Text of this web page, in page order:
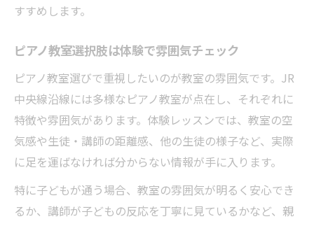
すすめします。
ピアノ教室選択肢は体験で雰囲気チェック
ピアノ教室選びで重視したいのが教室の雰囲気です。JR
中央線沿線には多様なピアノ教室が点在し、それぞれに
特徴や雰囲気があります。体験レッスンでは、教室の空
気感や生徒・講師の距離感、他の生徒の様子など、実際
に足を運ばなければ分からない情報が手に入ります。
特に子どもが通う場合、教室の雰囲気が明るく安心でき
るか、講師が子どもの反応を丁寧に見ているかなど、親